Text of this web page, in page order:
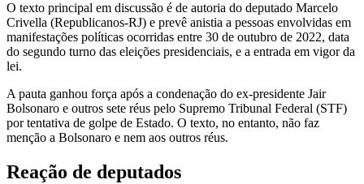
O texto principal em discussão é de autoria do deputado Marcelo
Crivella (Republicanos-RJ) e prevê anistia a pessoas envolvidas em
manifestações políticas ocorridas entre 30 de outubro de 2022, data
do segundo turno das eleições presidenciais, e a entrada em vigor da
lei.
A pauta ganhou força após a condenação do ex-presidente Jair
Bolsonaro e outros sete réus pelo Supremo Tribunal Federal (STF)
por tentativa de golpe de Estado. O texto, no entanto, não faz
menção a Bolsonaro e nem aos outros réus.
Reação de deputados